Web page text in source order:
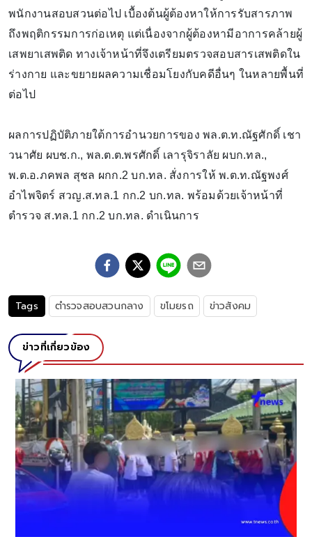
พนักงานสอบสวนต่อไป เบื้องต้นผู้ต้องหาให้การรับสารภาพ
ถึงพฤติกรรมการก่อเหตุ แต่เนื่องจากผู้ต้องหามีอาการคล้ายผู้
เสพยาเสพติด ทางเจ้าหน้าที่จึงเตรียมตรวจสอบสารเสพติดใน
ร่างกาย และขยายผลความเชื่อมโยงกับคดีอื่นๆ ในหลายพื้นที่
ต่อไป
ผลการปฏิบัติภายใต้การอำนวยการของ พล.ต.ท.ณัฐศักดิ์ เชา
วนาศัย ผบช.ก., พล.ต.ต.พรศักดิ์ เลารุจิราลัย ผบก.ทล.,
พ.ต.อ.ภคพล สุชล ผกก.2 บก.ทล. สั่งการให้ พ.ต.ท.ณัฐพงศ์
อำไพจิตร์ สวญ.ส.ทล.1 กก.2 บก.ทล. พร้อมด้วยเจ้าหน้าที่
ตำรวจ ส.ทล.1 กก.2 บก.ทล. ดำเนินการ
Tags ตำรวจสอบสวนกลาง ขโมยรถ ข่าวสังคม
ข่าวที่เกี่ยวข้อง